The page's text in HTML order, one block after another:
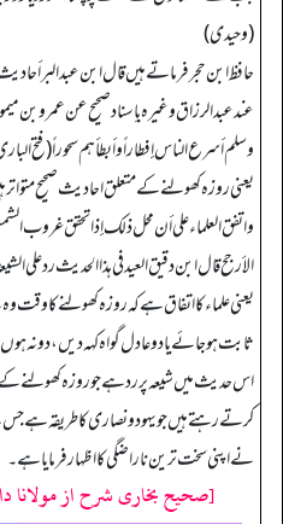
(وحیدی)
حافظ ابن حجر فرماتے ہیں قال ابن عبدالبر أحادیث
عند عبدالرزاق و غیرہ بإسناد صحیح عن عمرو بن
وسلم أسرع الناس إفطاراً و أبطأهم سحوراً (فتح
یعنی روزہ کھولنے کے متعلق احادیث صحیح
و اتفق العلماء علی أن محل ذلك إذا تحقق غروب
الأرجح قال ابن دقیق العید في هذا الحدیث رد علی
یعنی علماء کا اتفاق ہے کہ روزہ کھولنے کا
ثابت ہو جائے یا دو عادل گواہ کہہ دیں، دو نہ
اس حدیث میں شیعہ پر رد ہے جو روزہ کھولنے
کرتے رہتے ہیں جو یہود و نصاری کا طریقہ ہے
نے اپنی سخت ترین ناراضگی کا اظہار فرمایا ہے۔
[صحیح بخاری شرح از مولانا